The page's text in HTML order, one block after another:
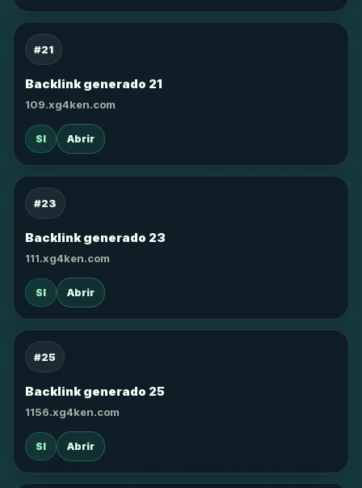
#21
Backlink generado 21
109.xg4ken.com
SI Abrir
#23
Backlink generado 23
111.xg4ken.com
SI Abrir
#25
Backlink generado 25
1156.xg4ken.com
SI Abrir